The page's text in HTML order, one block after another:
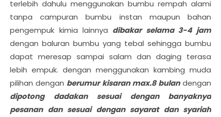
terlebih dahulu menggunakan bumbu rempah alami
tanpa campuran bumbu instan maupun bahan
pengempuk kimia lainnya dibakar selama 3-4 jam
dengan baluran bumbu yang tebal sehingga bumbu
dapat meresap sampai salam dan daging terasa
lebih empuk. dengan menggunakan kambing muda
pilihan dengan berumur kisaran max.8 bulandengan
dipotong dadakan sesuai dengan banyaknya
pesanan dan sesuai dengan sayarat dan syariah